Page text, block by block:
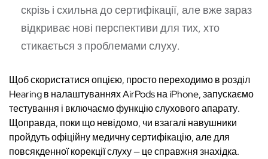
скрізь і схильна до сертифікації, але вже зараз
відкриває нові перспективи для тих, хто
стикається з проблемами слуху.
Щоб скористатися опцією, просто переходимо в розділ
Hearing в налаштуваннях AirPods на iPhone, запускаємо
тестування і включаємо функцію слухового апарату.
Щоправда, поки що невідомо, чи взагалі навушники
пройдуть офіційну медичну сертифікацію, але для
повсякденної корекції слуху — це справжня знахідка.